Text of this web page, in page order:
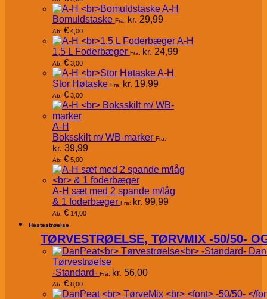
A-H
Bomuldstaske Fra: kr. 29,99
Ab: € 4,00
A-H
1,5 L Foderbæger Fra: kr. 24,99
Ab: € 3,00
A-H
Stor Høtaske Fra: kr. 19,99
Ab: € 3,00
A-H
Boksskilt m/ WB-marker Fra:
kr. 39,99
Ab: € 5,00
A-H sæt med 2 spande m/låg
& 1 foderbæger Fra: kr. 99,99
Ab: € 14,00
Hestestrøelse
TØRVESTRØELSE, TØRVMIX -50/50-
Tørvestrøelse
-Standard- Fra: kr. 56,00
Ab: € 8,00